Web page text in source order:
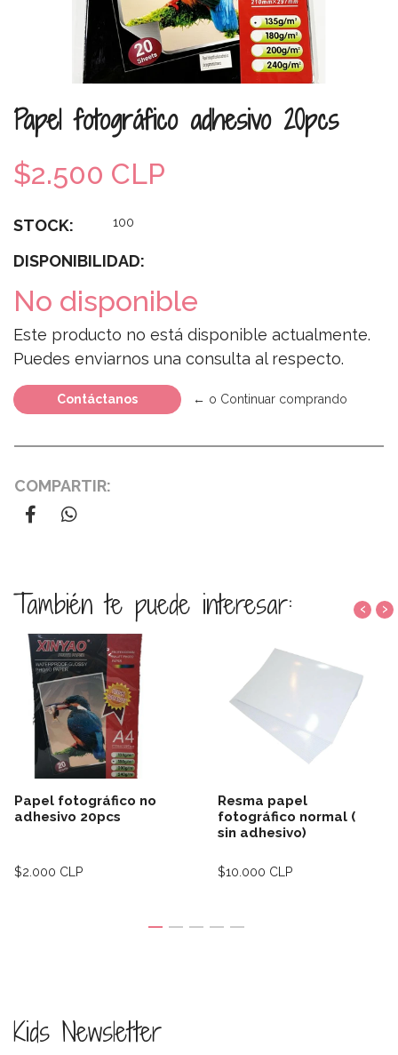
Papel fotográfico adhesivo 20pcs
$2.500 CLP
STOCK: 100
DISPONIBILIDAD:
No disponible
Este producto no está disponible actualmente.
Puedes enviarnos una consulta al respecto.
Contáctanos ← o Continuar comprando
COMPARTIR:
También te puede interesar:
Papel fotográfico no
adhesivo 20pcs
$2.000 CLP
Resma papel
fotográfico normal (
sin adhesivo)
$10.000 CLP
‹ ›
Kids Newsletter